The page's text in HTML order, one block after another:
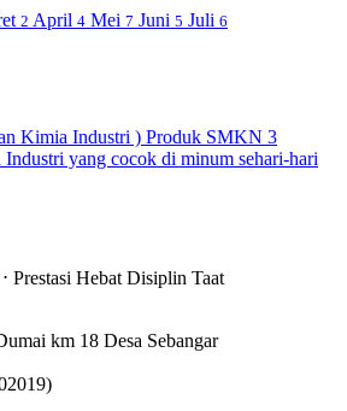
2 April 4 Mei 7 Juni 5 Juli 6
Prestasi Hebat Disiplin Taat
km 18 Desa Sebangar